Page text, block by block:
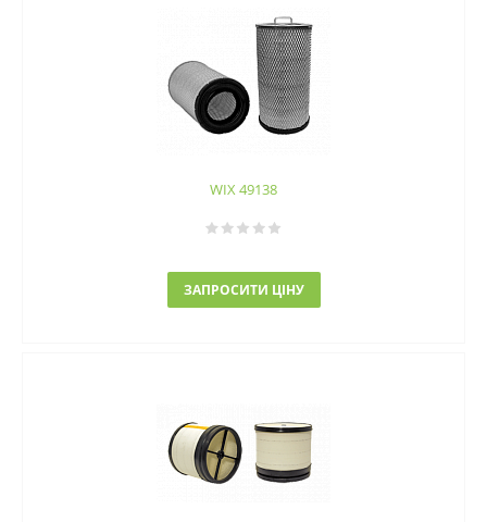
WIX 49138
ЗАПРОСИТИ ЦІНУ